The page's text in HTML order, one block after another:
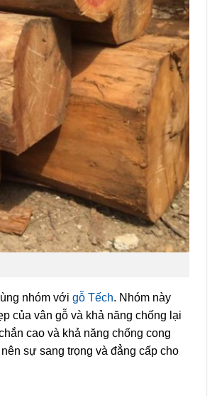
nhóm với gỗ Tếch. Nhóm này
của vân gỗ và khả năng chống lại
cao và khả năng chống cong
sự sang trọng và đẳng cấp cho